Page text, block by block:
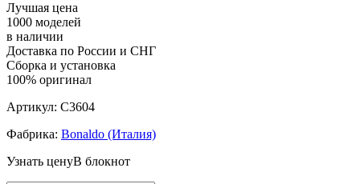
Лучшая цена
1000 моделей
в наличии
Доставка по России и СНГ
Сборка и установка
100% оригинал
Артикул: C3604
Фабрика: Bonaldo (Италия)
Узнать ценуВ блокнот